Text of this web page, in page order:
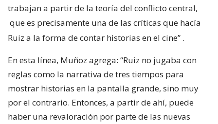
trabajan a partir de la teoría del conflicto central,
que es precisamente una de las críticas que hacía
Ruiz a la forma de contar historias en el cine” .
En esta línea, Muñoz agrega: “Ruiz no jugaba con
reglas como la narrativa de tres tiempos para
mostrar historias en la pantalla grande, sino muy
por el contrario. Entonces, a partir de ahí, puede
haber una revaloración por parte de las nuevas